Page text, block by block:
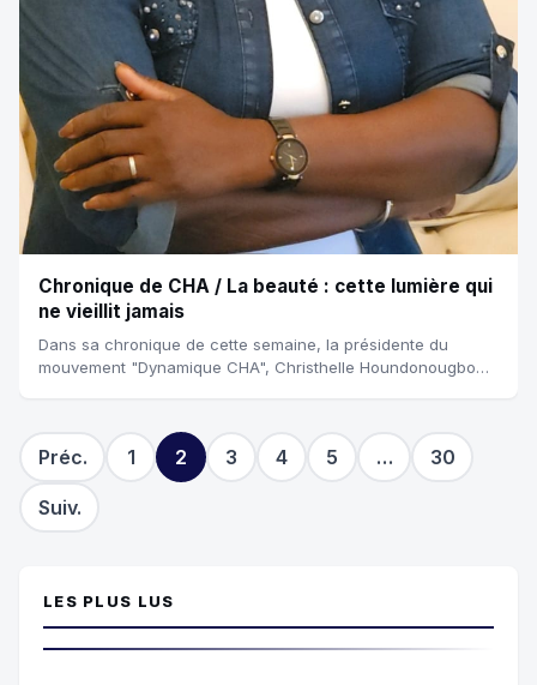
Chronique de CHA / La beauté : cette lumière qui
ne vieillit jamais
Dans sa chronique de cette semaine, la présidente du
mouvement "Dynamique CHA", Christhelle Houndonougbo
Préc. 1 2 3 4 5 … 30
Suiv.
LES PLUS LUS